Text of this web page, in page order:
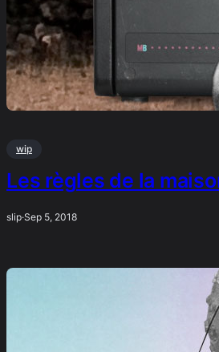
wip
Les règles de la
slip·Sep 5, 2018